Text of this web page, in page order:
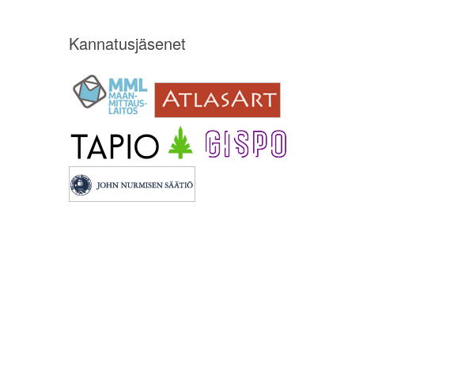
Kannatusjäsenet